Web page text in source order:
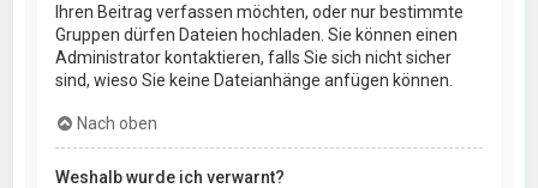
Ihren Beitrag verfassen möchten, oder nur bestimmte
Gruppen dürfen Dateien hochladen. Sie können einen
Administrator kontaktieren, falls Sie sich nicht sicher
sind, wieso Sie keine Dateianhänge anfügen können.
Nach oben
Weshalb wurde ich verwarnt?